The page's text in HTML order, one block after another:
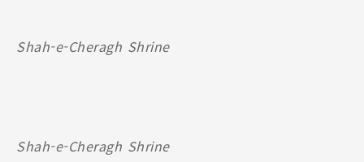
Shah-e-Cheragh Shrine
Shah-e-Cheragh Shrine